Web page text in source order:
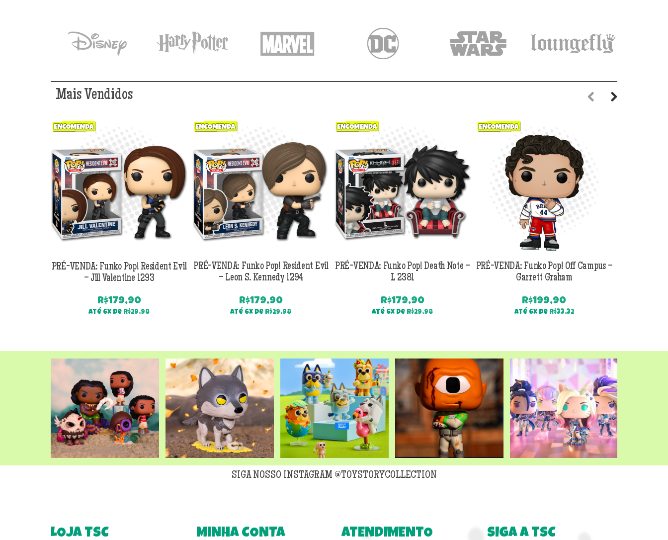
Mais Vendidos
PRÉ-VENDA: Funko Pop! Resident Evil
– Jill Valentine 1293
R$179,90
Até 6x de R$29,98
PRÉ-VENDA: Funko Pop! Resident Evil
– Leon S. Kennedy 1294
R$179,90
Até 6x de R$29,98
PRÉ-VENDA: Funko Pop! Death Note –
L 2381
R$179,90
Até 6x de R$29,98
PRÉ-VENDA: Funko Pop! Off Campus –
Garrett Graham
R$199,90
Até 6x de R$33,32
SIGA NOSSO INSTAGRAM @TOYSTORYCOLLECTION
LOJA TSC MINHA CONTA ATENDIMENTO SIGA A TSC